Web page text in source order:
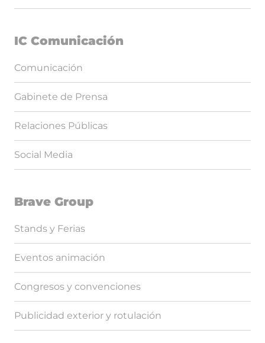
IC Comunicación
Comunicación
Gabinete de Prensa
Relaciones Públicas
Social Media
Brave Group
Stands y Ferias
Eventos animación
Congresos y convenciones
Publicidad exterior y rotulación